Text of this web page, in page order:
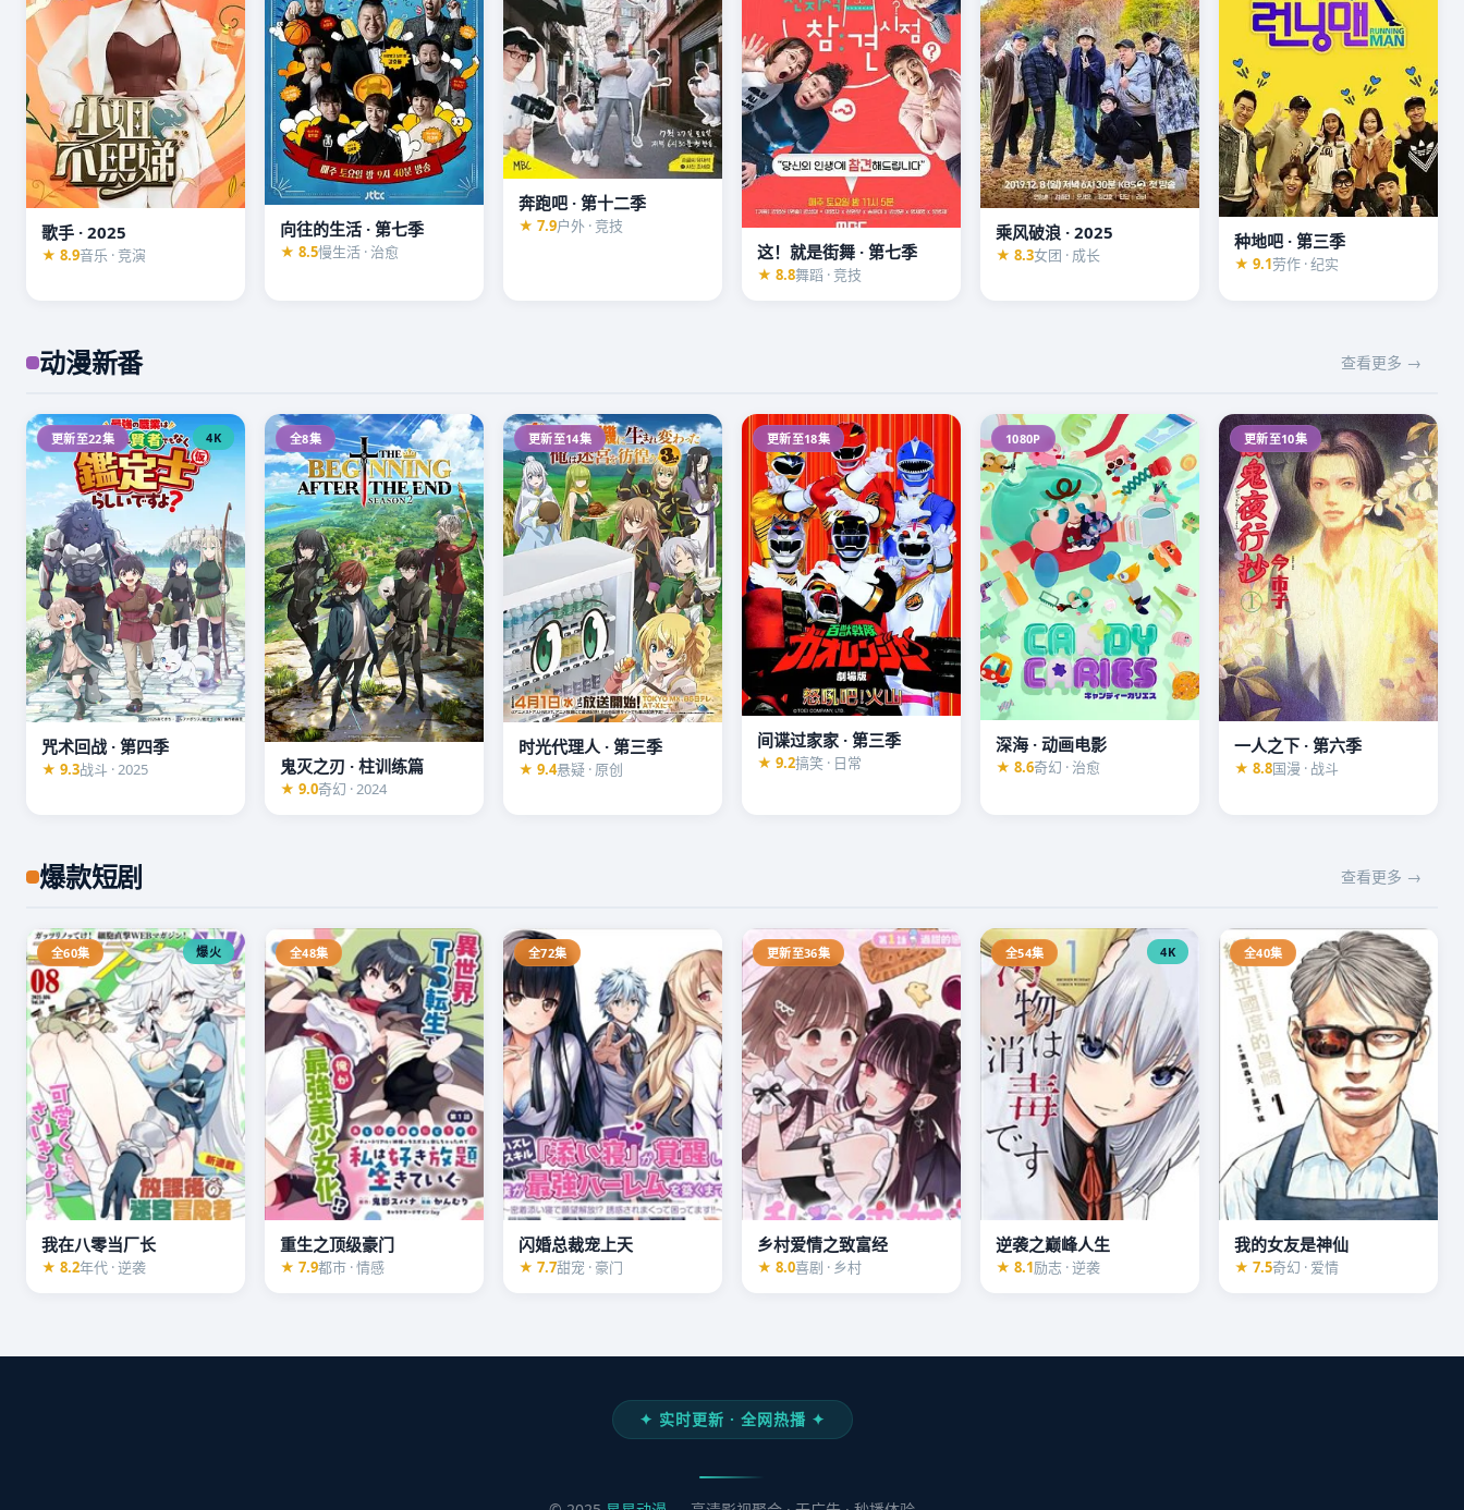
歌手 · 2025
★ 8.9音乐 · 竞演
向往的生活 · 第七季
★ 8.5慢生活 · 治愈
奔跑吧 · 第十二季
★ 7.9户外 · 竞技
这！就是街舞 · 第七季
★ 8.8舞蹈 · 竞技
乘风破浪 · 2025
★ 8.3女团 · 成长
种地吧 · 第三季
★ 9.1劳作 · 纪实
动漫新番 查看更多 →
更新至22集 4K
咒术回战 · 第四季
★ 9.3战斗 · 2025
全8集
鬼灭之刃 · 柱训练篇
★ 9.0奇幻 · 2024
更新至14集
时光代理人 · 第三季
★ 9.4悬疑 · 原创
更新至18集
间谍过家家 · 第三季
★ 9.2搞笑 · 日常
1080P
深海 · 动画电影
★ 8.6奇幻 · 治愈
更新至10集
一人之下 · 第六季
★ 8.8国漫 · 战斗
爆款短剧 查看更多 →
全60集 爆火
我在八零当厂长
★ 8.2年代 · 逆袭
全48集
重生之顶级豪门
★ 7.9都市 · 情感
全72集
闪婚总裁宠上天
★ 7.7甜宠 · 豪门
更新至36集
乡村爱情之致富经
★ 8.0喜剧 · 乡村
全54集 4K
逆袭之巅峰人生
★ 8.1励志 · 逆袭
全40集
我的女友是神仙
★ 7.5奇幻 · 爱情
✦ 实时更新 · 全网热播 ✦